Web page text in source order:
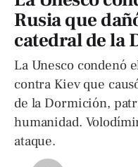
Rusia que
catedral de la
La Unesco condenó
contra Kiev que
de la Dormición,
humanidad.
ataque.